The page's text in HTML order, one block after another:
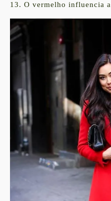
13. O vermelho influencia